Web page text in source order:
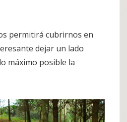
permitirá cubrirnos en
dejar un lado
máximo posible la